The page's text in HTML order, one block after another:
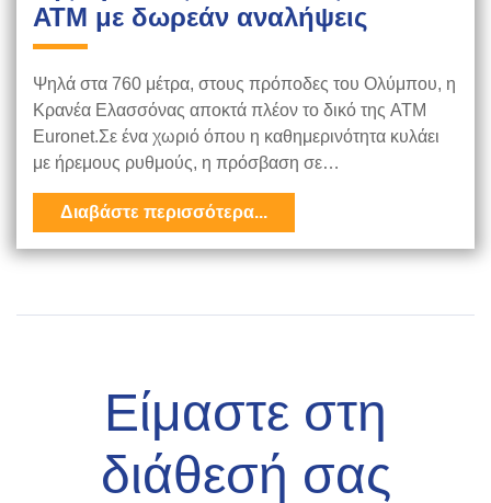
ATM με δωρεάν αναλήψεις
Ψηλά στα 760 μέτρα, στους πρόποδες του Ολύμπου, η
Κρανέα Ελασσόνας αποκτά πλέον το δικό της ATM
Euronet.Σε ένα χωριό όπου η καθημερινότητα κυλάει
με ήρεμους ρυθμούς, η πρόσβαση σε…
Διαβάστε περισσότερα...
Είμαστε στη
διάθεσή σας